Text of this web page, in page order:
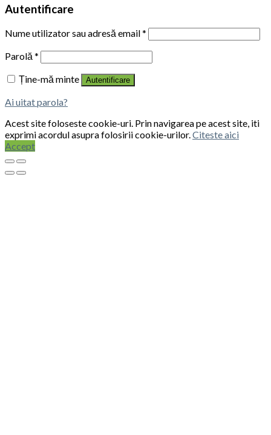
Autentificare
Nume utilizator sau adresă email*
Parolă *
Ține-mă minte
Autentificare
Ai uitat parola?
Acest site foloseste cookie-uri. Prin navigarea pe acest site, iti
exprimi acordul asupra folosirii cookie-urilor. Citeste aici
Accept